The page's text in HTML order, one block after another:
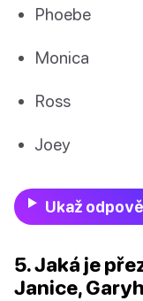
Phoebe
Monica
Ross
Joey
Ukaž
5. Jaká je
Janice,